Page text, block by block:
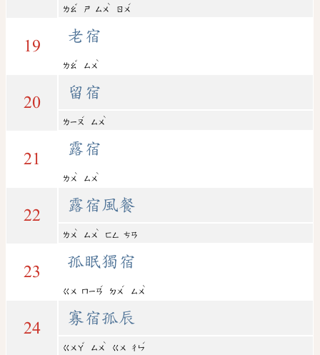
ㄌㄠ
ˇ
ㄕ ㄙㄨ
ˋ
ㄖㄨ
ˊ
19
老宿
ㄌㄠ
ˇ
ㄙㄨ
ˋ
20
留宿
ㄌㄧㄡ
ˊ
ㄙㄨ
ˋ
21
露宿
ㄌㄨ
ˋ
ㄙㄨ
ˋ
22
露宿風餐
ㄌㄨ
ˋ
ㄙㄨ
ˋ
ㄈㄥ ㄘㄢ
23
孤眠獨宿
ㄍㄨ ㄇㄧㄢ
ˊ
ㄉㄨ
ˊ
ㄙㄨ
ˋ
24
寡宿孤辰
ㄍㄨㄚ
ˇ
ㄙㄨ
ˋ
ㄍㄨ ㄔㄣ
ˊ